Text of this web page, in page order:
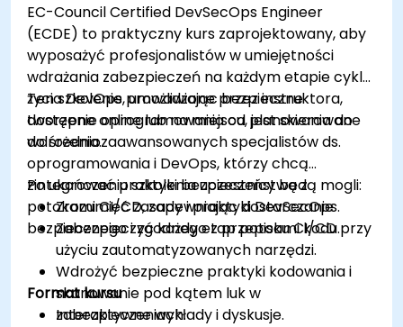
EC-Council Certified DevSecOps Engineer
(ECDE) to praktyczny kurs zaprojektowany, aby
wyposażyć profesjonalistów w umiejętności
wdrażania zabezpieczeń na każdym etapie cyklu
życia DevOps, umożliwiając bezpieczne
tworzenie oprogramowania od planowania do
wdrożenia.
Ten szkolenie prowadzone przez instruktora,
dostępne online lub na miejscu, jest skierowane
do średniozaawansowanych specjalistów ds.
oprogramowania i DevOps, którzy chcą
zintegrować praktyki bezpieczeństwa z
potokami CI/CD, zapewniając dostarczanie
bezpiecznego i zgodnego z przepisami kodu.
Po ukończeniu szkolenia uczestnicy będą mogli:
Zrozumieć zasady i praktyki DevSecOps.
Zabezpieczyć każdy etap potoku CI/CD przy
użyciu zautomatyzowanych narzędzi.
Wdrożyć bezpieczne praktyki kodowania i
skanowanie pod kątem luk w
zabezpieczeniach.
Format kursu
Interaktywne wykłady i dyskusje.